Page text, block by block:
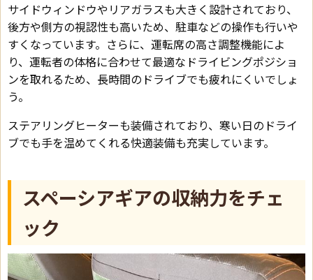
サイドウィンドウやリアガラスも大きく設計されており、
後方や側方の視認性も高いため、駐車などの操作も行いや
すくなっています。さらに、運転席の高さ調整機能によ
り、運転者の体格に合わせて最適なドライビングポジショ
ンを取れるため、長時間のドライブでも疲れにくいでしょ
う。
ステアリングヒーターも装備されており、寒い日のドライ
ブでも手を温めてくれる快適装備も充実しています。
スペーシアギアの収納力をチェ
ック